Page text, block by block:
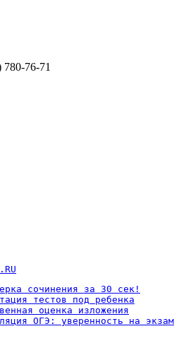
780-76-71
сочинения за 30 сек!
тестов под ребенка
оценка изложения
ОГЭ: уверенность на